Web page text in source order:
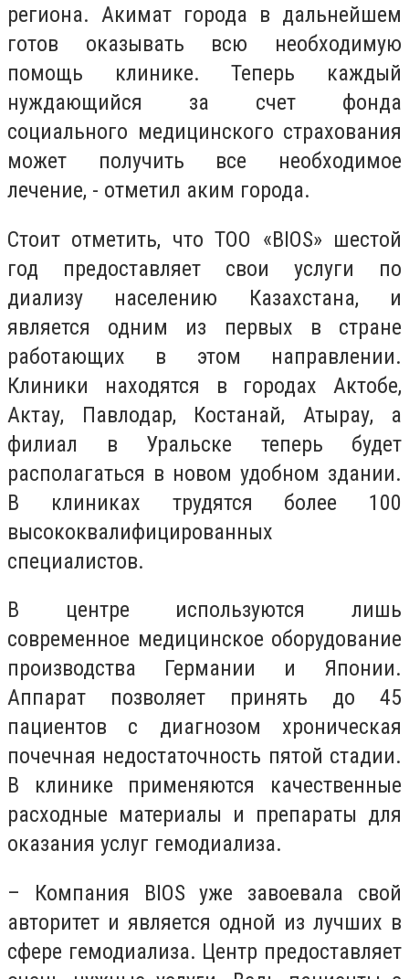
региона. Акимат города в дальнейшем
готов оказывать всю необходимую
помощь клинике. Теперь каждый
нуждающийся за счет фонда
социального медицинского страхования
может получить все необходимое
лечение, - отметил аким города.
Стоит отметить, что ТОО «BIOS» шестой
год предоставляет свои услуги по
диализу населению Казахстана, и
является одним из первых в стране
работающих в этом направлении.
Клиники находятся в городах Актобе,
Актау, Павлодар, Костанай, Атырау, а
филиал в Уральске теперь будет
располагаться в новом удобном здании.
В клиниках трудятся более 100
высококвалифицированных
специалистов.
В центре используются лишь
современное медицинское оборудование
производства Германии и Японии.
Аппарат позволяет принять до 45
пациентов с диагнозом хроническая
почечная недостаточность пятой стадии.
В клинике применяются качественные
расходные материалы и препараты для
оказания услуг гемодиализа.
– Компания BIOS уже завоевала свой
авторитет и является одной из лучших в
сфере гемодиализа. Центр предоставляет